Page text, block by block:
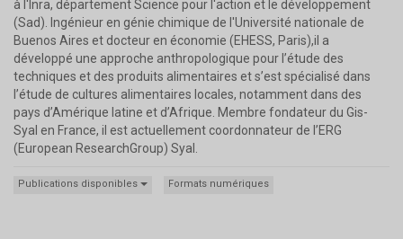
à l'Inra, département Science pour l'action et le développement
(Sad). Ingénieur en génie chimique de l'Université nationale de
Buenos Aires et docteur en économie (EHESS, Paris),il a
développé une approche anthropologique pour l’étude des
techniques et des produits alimentaires et s’est spécialisé dans
l’étude de cultures alimentaires locales, notamment dans des
pays d’Amérique latine et d’Afrique. Membre fondateur du Gis-
Syal en France, il est actuellement coordonnateur de l’ERG
(European ResearchGroup) Syal.
Publications disponibles Formats numériques